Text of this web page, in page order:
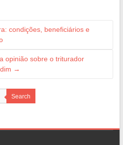
condições, beneficiários e
opinião sobre o triturador
→
Search